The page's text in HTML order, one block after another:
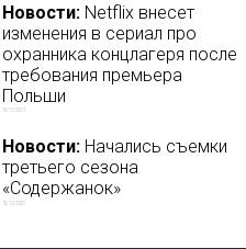
Новости: Netflix внесет
изменения в сериал про
охранника концлагеря после
требования премьера
Польши
15/11/2019
Новости: Начались съемки
третьего сезона
«Содержанок»
15/10/2020